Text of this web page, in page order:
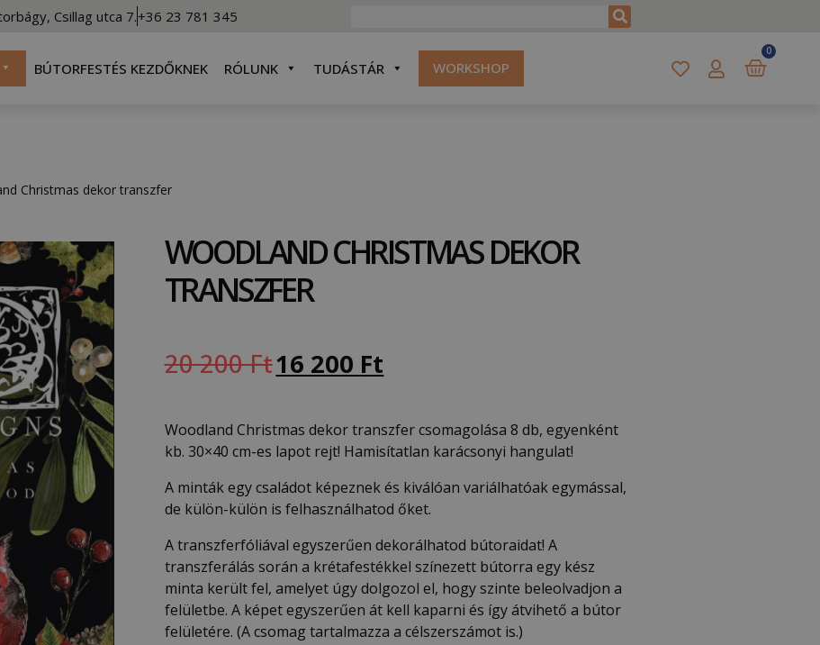
Csillag utca 7.+36 23 781 345
BÚTORFESTÉS KEZDŐKNEK RÓLUNK TUDÁSTÁR WORKSHOP
0
Christmas dekor transzfer
WOODLAND CHRISTMAS DEKOR
TRANSZFER
20 200Ft16 200 Ft
Woodland Christmas dekor transzfer csomagolása 8 db, egyenként
kb. 30×40 cm-es lapot rejt! Hamisítatlan karácsonyi hangulat!
A minták egy családot képeznek és kiválóan variálhatóak egymással,
de külön-külön is felhasználhatod őket.
A transzferfóliával egyszerűen dekorálhatod bútoraidat! A
transzferálás során a krétafestékkel színezett bútorra egy kész
minta került fel, amelyet úgy dolgozol el, hogy szinte beleolvadjon a
felületbe. A képet egyszerűen át kell kaparni és így átvihető a bútor
felületére. (A csomag tartalmazza a célszerszámot is.)